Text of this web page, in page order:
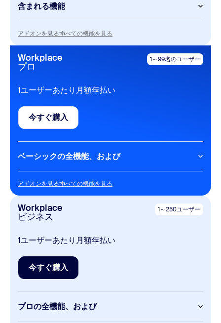
含まれる機能
Meetings
1回のミーティングにつき最大40分
1回のミーティングにつき最大100名
Zoom Mail
Calendar
Docsベーシック
Scheduler
Whiteboard（ベーシック）
編集可能なボード3つ
Clipsベーシック
Tasksベーシック
Notes
アドオンを見るアドオンを見る
すべての機能を見る
Workplace
プロ
1～99名のユーザー
1ユーザーあたり月額年払い
今すぐ購入
今すぐ購入
ベーシックの全機能、および
Meetings
1回のミーティングにつき30時間
1回のミーティングにつき最大100名
無制限のAIノート作成
ーの作成など…
クラウドストレージ
アドオンを見るアドオンを見る
すべての機能を見る
Workplace
ビジネス
1～250ユーザー
1ユーザーあたり月額年払い
今すぐ購入
今すぐ購入
プロの全機能、および